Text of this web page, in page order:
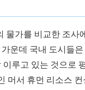
물가를 비교한 조사
운데 국내 도시들
이루고 있는 것으로
머서 휴먼 리소스 컨